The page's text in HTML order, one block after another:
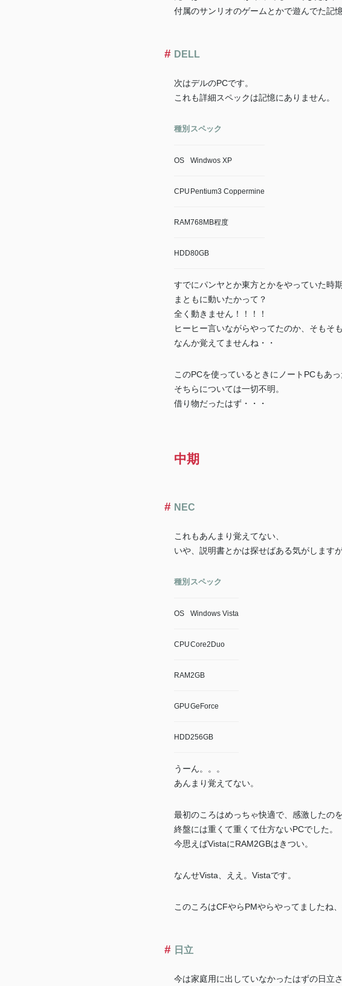
付属のサンリオのゲームとかで遊んでた記
DELL
次はデルのPCです。
これも詳細スペックは記憶にありません。
種別 スペック
OS Windwos XP
CPU Pentium3 Coppermine
RAM768MB程度
HDD80GB
すでにパンヤとか東方とかをやっていた時期
まともに動いたかって？
全く動きません！！！！
ヒーヒー言いながらやってたのか、そもそ
なんか覚えてませんね・・
このPCを使っているときにノートPCもあっ
そちらについては一切不明。
借り物だったはず・・・
中期
NEC
これもあんまり覚えてない、
いや、説明書とかは探せばある気がします
種別 スペック
OS Windows Vista
CPUCore2Duo
RAM2GB
GPUGeForce
HDD256GB
うーん。。。
あんまり覚えてない。
最初のころはめっちゃ快適で、感激したの
終盤には重くて重くて仕方ないPCでした。
今思えばVistaにRAM2GBはきつい。
なんせVista、ええ。Vistaです。
このころはCFやらPMやらやってましたね
日立
今は家庭用に出していなかったはずの日立さ